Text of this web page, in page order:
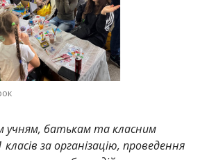
учням, батькам та класним
за організацію, проведення